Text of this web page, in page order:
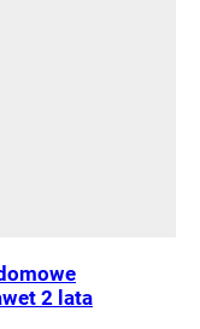
2 lata